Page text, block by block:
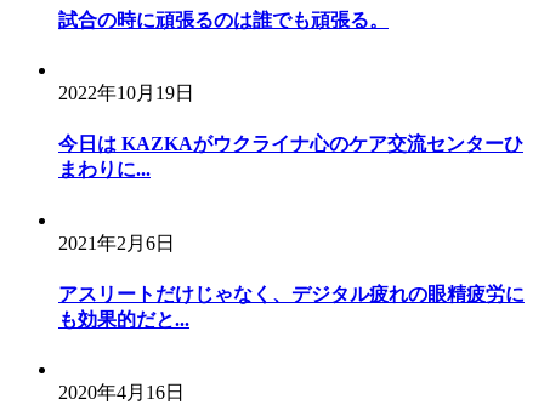
試合の時に頑張るのは誰でも頑張る。
2022年10月19日
今日は KAZKAがウクライナ心のケア交流センターひ
まわりに...
2021年2月6日
アスリートだけじゃなく、デジタル疲れの眼精疲労に
も効果的だと...
2020年4月16日